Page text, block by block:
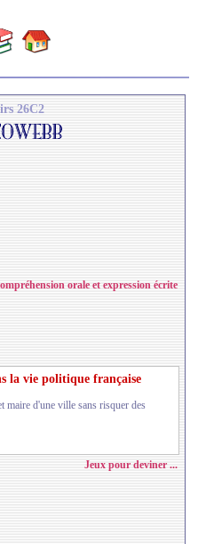
26C2
orale et expression écrite
la vie politique française
maire d'une ville sans risquer des
Jeux pour deviner ...